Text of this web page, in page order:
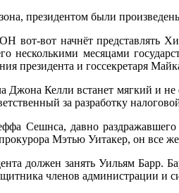
президентом были
вот начнёт представлять
несколькими месяцами
президента и госсекретаря
Джона Келли встанет мягкий
за разработку
Сешнса, давно раздражавшего
Мэтью Уитакер, он все
должен занять Уильям Барр.
членов администрации и